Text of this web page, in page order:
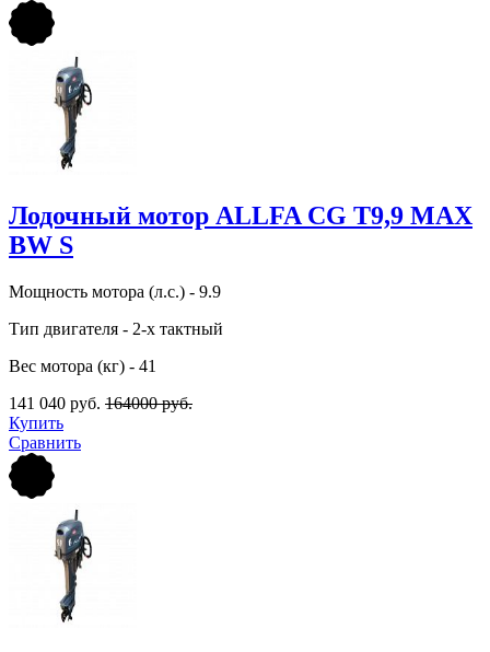
Лодочный мотор ALLFA CG Т9,9 MAX
BW S
Мощность мотора (л.с.) - 9.9
Тип двигателя - 2-х тактный
Вес мотора (кг) - 41
141 040 руб. 164000 руб.
Купить
Сравнить